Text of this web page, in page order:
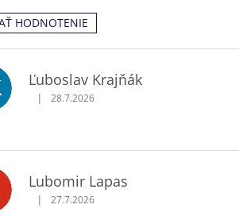
HODNOTENIE
Ľuboslav Krajňák
Hodnotenie obchodu je 5 z 5 hviezdičiek.
| 28.7.2026
Lubomir Lapas
Hodnotenie obchodu je 5 z 5 hviezdičiek.
| 27.7.2026